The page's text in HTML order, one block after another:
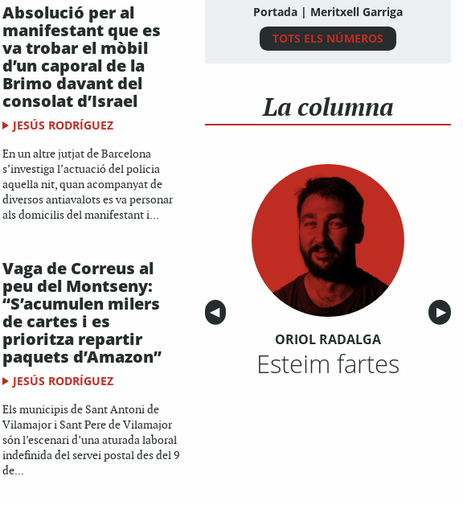
Absolució per al
manifestant que es
va trobar el mòbil
d’un caporal de la
Brimo davant del
consolat d’Israel
JESÚS RODRÍGUEZ
En un altre jutjat de Barcelona
s’investiga l’actuació del policia
aquella nit, quan acompanyat de
diversos antiavalots es va personar
als domicilis del manifestant i...
Vaga de Correus al
peu del Montseny:
“S’acumulen milers
de cartes i es
prioritza repartir
paquets d’Amazon”
JESÚS RODRÍGUEZ
Els municipis de Sant Antoni de
Vilamajor i Sant Pere de Vilamajor
són l’escenari d’una aturada laboral
indefinida del servei postal des del 9
de...
Portada | Meritxell Garriga
TOTS ELS NÚMEROS
La columna
Anterior
◀︎ ▶︎
ORIOL RADALGA
Esteim fartes